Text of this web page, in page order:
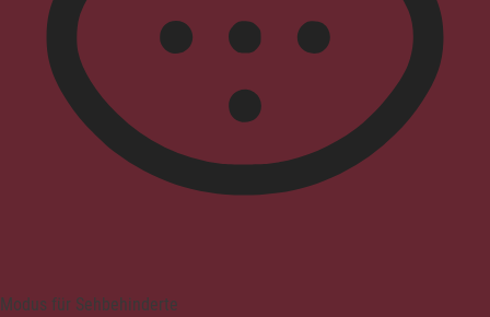
Modus für Sehbehinderte